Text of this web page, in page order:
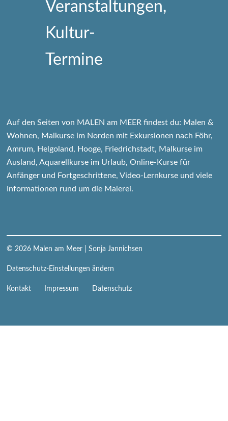
Auf den Seiten von MALEN am MEER findest du: Malen &
Wohnen, Malkurse im Norden mit Exkursionen nach Föhr,
Amrum, Helgoland, Hooge, Friedrichstadt, Malkurse im
Ausland, Aquarellkurse im Urlaub, Online-Kurse für
Anfänger und Fortgeschrittene, Video-Lernkurse und viele
Informationen rund um die Malerei.
© 2026 Malen am Meer | Sonja Jannichsen
Datenschutz-Einstellungen ändern
Navigation
Kontakt Impressum Datenschutz